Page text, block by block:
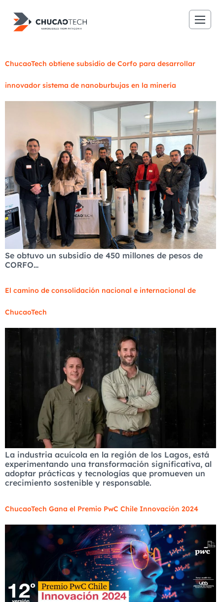
ChucaoTech obtiene subsidio de Corfo para desarrollar
innovador sistema de nanoburbujas en la minería
Se obtuvo un subsidio de 450 millones de pesos de
CORFO…
El camino de consolidación nacional e internacional de
ChucaoTech
La industria acuícola en la región de los Lagos, está
experimentando una transformación significativa, al
adoptar prácticas y tecnologías que promueven un
crecimiento sostenible y responsable.
ChucaoTech Gana el Premio PwC Chile Innovación 2024